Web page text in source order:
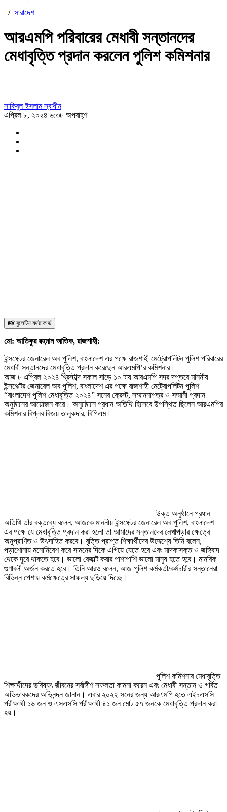
/ সারাদেশ
আরএমপি পরিবারের মেধাবী সন্তানদের
মেধাবৃত্তি প্রদান করলেন পুলিশ কমিশনার
সাকিবুল ইসলাম স্বাধীন
এপ্রিল ৮, ২০২৪ ৬:৩৮ অপরাহ্ণ
📸 বুলেটিন ফটোকার্ড
মো: আতিকুর রহমান আতিক, রাজশাহী:
ইন্সপেক্টর জেনারেল অব পুলিশ, বাংলাদেশ এর পক্ষে রাজশাহী মেট্রোপলিটন পুলিশ পরিবারের
মেধাবী সন্তানদের মেধাবৃত্তি প্রদান করেছেন আরএমপি’র কমিশনার।
আজ ৮ এপ্রিল ২০২৪ খ্রিস্টাব্দ সকাল সাড়ে ১০ টায় আরএমপি সদর দপ্তরে মাননীয়
ইন্সপেক্টর জেনারেল অব পুলিশ, বাংলাদেশ এর পক্ষে রাজশাহী মেট্রোপলিটন পুলিশ
“বাংলাদেশ পুলিশ মেধাবৃত্তি ২০২৪” সনের ক্রেস্ট, সম্মাননাপত্র ও সম্মানী প্রদান
অনুষ্ঠানের আয়োজন করে। অনুষ্ঠোনে প্রধান অতিথি হিসেবে উপস্থিত ছিলেন আরএমপির
কমিশনার বিপ্লব বিজয় তালুকদার, বিপিএম।
উক্ত অনুষ্ঠানে প্রধান
অতিথি তাঁর বক্তব্যে বলেন, আজকে মাননীয় ইন্সপেক্টর জেনারেল অব পুলিশ, বাংলাদেশ
এর পক্ষে যে মেধাবৃত্তি প্রদান করা হলো তা আমাদের সন্তানদের লেখাপড়ার ক্ষেত্রে
অনুপ্রাণিত ও উৎসাহিত করবে। বৃত্তি প্রাপ্ত শিক্ষার্থীদের উদ্দেশ্যে তিনি বলেন,
পড়াশোনায় মনোনিবেশ করে সামনের দিকে এগিয়ে যেতে হবে এবং মাদকাসক্ত ও জঙ্গিবাদ
থেকে দূরে থাকতে হবে। ভালো রেজাল্ট করার পাশাপাশি ভালো মানুষ হতে হবে। মানবিক
গুণাবলী অর্জন করতে হবে। তিনি আরও বলেন, আজ পুলিশ কর্মকর্তা/কর্মচারীর সন্তানেরা
বিভিন্ন পেশায় কর্মক্ষেত্রে সাফল্য ছড়িয়ে দিচ্ছে।
পুলিশ কমিশনার মেধাবৃত্তি
শিক্ষার্থীদের ভবিষ্যৎ জীবনের সর্বাঙ্গীণ সফলতা কামনা করেন এবং মেধাবী সন্তান ও গর্বিত
অভিভাবকদের অভিনন্দন জানান। এবার ২০২২ সনের জন্য আরএমপি হতে এইচএসসি
পরীক্ষার্থী ১৬ জন ও এসএসসি পরীক্ষার্থী ৪১ জন মোট ৫৭ জনকে মেধাবৃত্তি প্রদান করা
হয়।